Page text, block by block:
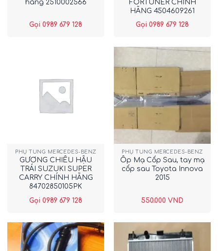
hãng 2510002566
Gọi 0989 679 128
FORTUNER CHÍNH
HÃNG 4504609261
Gọi 0989 679 128
PHỤ TÙNG MERCEDES-BENZ
GƯƠNG CHIẾU HẬU
TRÁI SUZUKI SUPER
CARRY CHÍNH HÃNG
84702850105PK
Gọi 0989 679 128
PHỤ TÙNG MERCEDES-BENZ
Ốp Mạ Cốp Sau, tay mạ
cốp sau Toyota Innova
2015
550.000 VND